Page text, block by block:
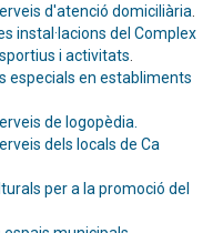
d'atenció domiciliària
instal·lacions del Complex
i activitats
especials en establiments
de logopèdia.
dels locals de Ca
per a la promoció del